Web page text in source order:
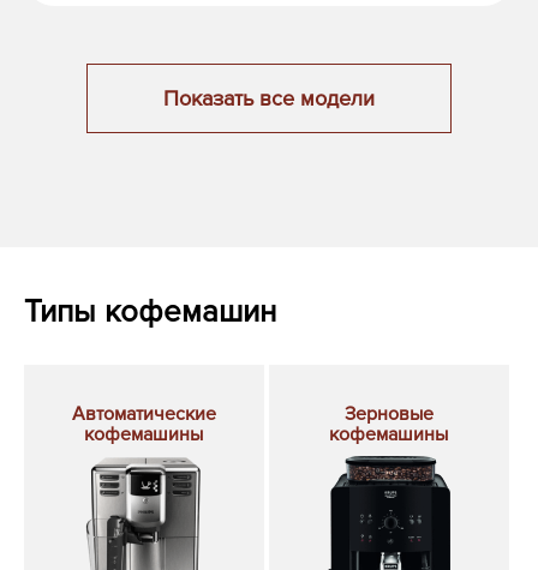
Показать все модели
Типы кофемашин
Автоматические
кофемашины
Зерновые
кофемашины